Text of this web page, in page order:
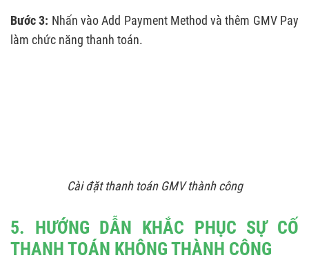
Bước 3: Nhấn vào Add Payment Method và thêm GMV Pay
làm chức năng thanh toán.
Cài đặt thanh toán GMV thành công
5. HƯỚNG DẪN KHẮC PHỤC SỰ CỐ
THANH TOÁN KHÔNG THÀNH CÔNG